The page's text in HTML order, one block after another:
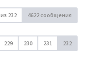
из 232 4622 сообщения
229 230 231 232